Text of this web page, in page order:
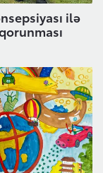
keçin
ilə